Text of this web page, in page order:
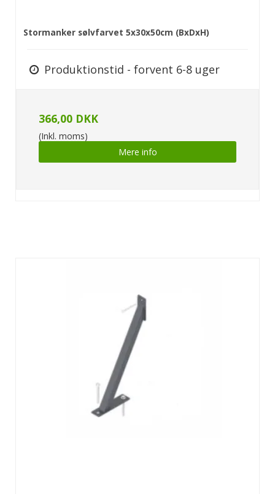
Stormanker sølvfarvet 5x30x50cm (BxDxH)
Produktionstid - forvent 6-8 uger
366,00 DKK
(Inkl. moms)
Mere info